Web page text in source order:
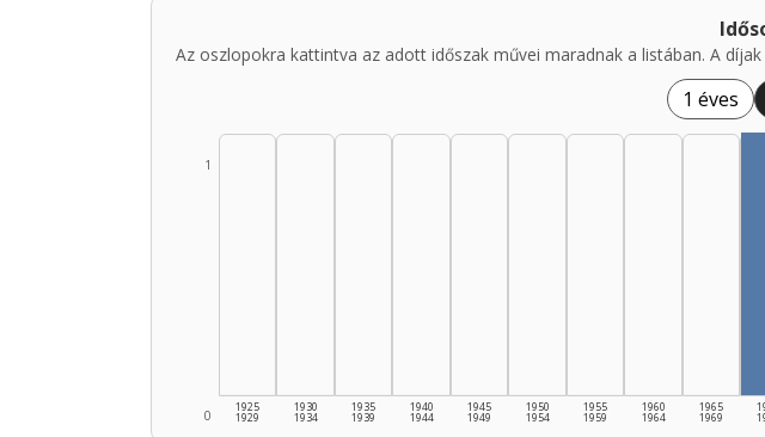
Az oszlopokra kattintva az adott időszak művei maradnak a listában. A
1 éves
0
1
1925
1929
1930
1934
1935
1939
1940
1944
1945
1949
1950
1954
1955
1959
1960
1964
1965
1969